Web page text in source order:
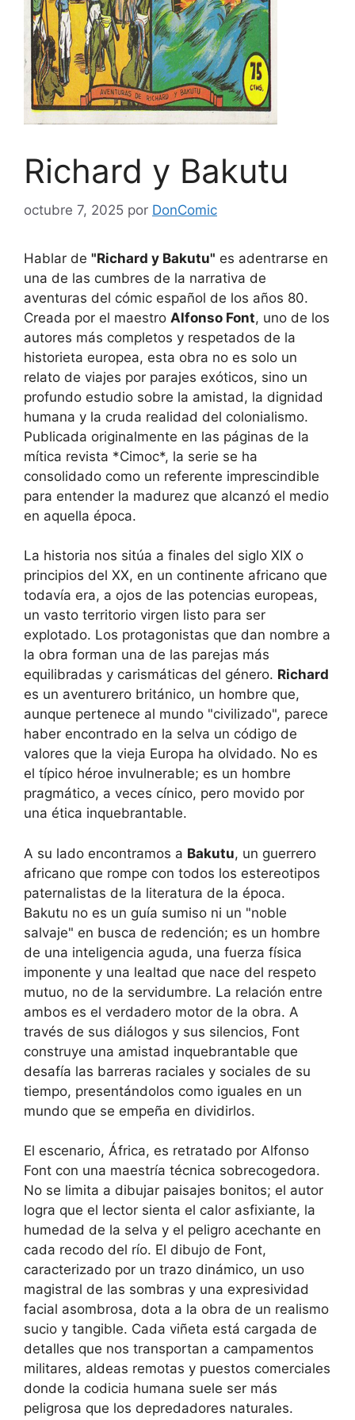
Richard y Bakutu
octubre 7, 2025 por DonComic
Hablar de "Richard y Bakutu" es adentrarse en
una de las cumbres de la narrativa de
aventuras del cómic español de los años 80.
Creada por el maestro Alfonso Font, uno de los
autores más completos y respetados de la
historieta europea, esta obra no es solo un
relato de viajes por parajes exóticos, sino un
profundo estudio sobre la amistad, la dignidad
humana y la cruda realidad del colonialismo.
Publicada originalmente en las páginas de la
mítica revista *Cimoc*, la serie se ha
consolidado como un referente imprescindible
para entender la madurez que alcanzó el medio
en aquella época.
La historia nos sitúa a finales del siglo XIX o
principios del XX, en un continente africano que
todavía era, a ojos de las potencias europeas,
un vasto territorio virgen listo para ser
explotado. Los protagonistas que dan nombre a
la obra forman una de las parejas más
equilibradas y carismáticas del género. Richard
es un aventurero británico, un hombre que,
aunque pertenece al mundo "civilizado", parece
haber encontrado en la selva un código de
valores que la vieja Europa ha olvidado. No es
el típico héroe invulnerable; es un hombre
pragmático, a veces cínico, pero movido por
una ética inquebrantable.
A su lado encontramos a Bakutu, un guerrero
africano que rompe con todos los estereotipos
paternalistas de la literatura de la época.
Bakutu no es un guía sumiso ni un "noble
salvaje" en busca de redención; es un hombre
de una inteligencia aguda, una fuerza física
imponente y una lealtad que nace del respeto
mutuo, no de la servidumbre. La relación entre
ambos es el verdadero motor de la obra. A
través de sus diálogos y sus silencios, Font
construye una amistad inquebrantable que
desafía las barreras raciales y sociales de su
tiempo, presentándolos como iguales en un
mundo que se empeña en dividirlos.
El escenario, África, es retratado por Alfonso
Font con una maestría técnica sobrecogedora.
No se limita a dibujar paisajes bonitos; el autor
logra que el lector sienta el calor asfixiante, la
humedad de la selva y el peligro acechante en
cada recodo del río. El dibujo de Font,
caracterizado por un trazo dinámico, un uso
magistral de las sombras y una expresividad
facial asombrosa, dota a la obra de un realismo
sucio y tangible. Cada viñeta está cargada de
detalles que nos transportan a campamentos
militares, aldeas remotas y puestos comerciales
donde la codicia humana suele ser más
peligrosa que los depredadores naturales.